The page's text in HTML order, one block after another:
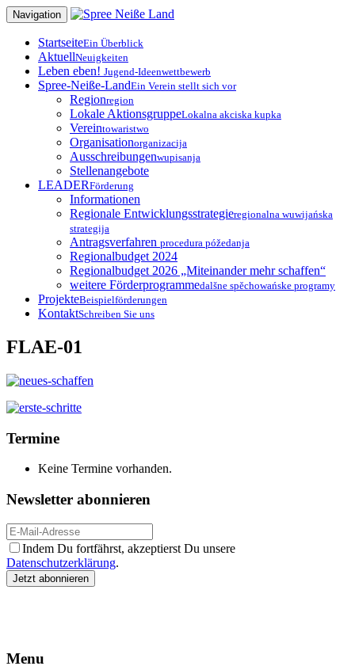
Zum
Inhalt
springen
Navigation
StartseiteEin Überblick
AktuellNeuigkeiten
Leben eben! Jugend-Ideenwettbewerb
Spree-Neiße-LandEin Verein stellt sich vor
Regionregion
Lokale AktionsgruppeLokalna akciska kupka
Vereintowaristwo
Organisationorganizacija
Ausschreibungenwupisanja
Stellenangebote
LEADERFörderung
Informationen
Regionale Entwicklungsstrategieregionalna wuwijańska
strategija
Antragsverfahren procedura póžedanja
Regionalbudget 2024
Regionalbudget 2026 „Miteinander mehr schaffen“
weitere Förderprogrammedalšne spěchowańske programy
ProjekteBeispielförderungen
KontaktSchreiben Sie uns
FLAE-01
Termine
Keine Termine vorhanden.
Newsletter abonnieren
Indem Du fortfährst, akzeptierst Du unsere
Datenschutzerklärung.
Menu